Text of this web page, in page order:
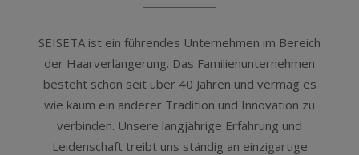
SEISETA ist ein führendes Unternehmen im Bereich
der Haarverlängerung. Das Familienunternehmen
besteht schon seit über 40 Jahren und vermag es
wie kaum ein anderer Tradition und Innovation zu
verbinden. Unsere langjährige Erfahrung und
Leidenschaft treibt uns ständig an einzigartige